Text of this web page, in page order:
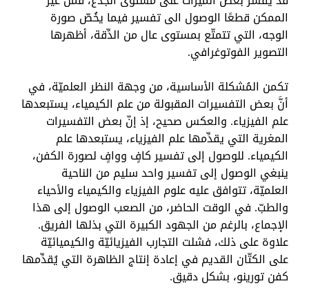
الممكن قطعًا الوصول الى تفسير فيما يخُصّ صورة
الوجه، التي تتمتّع بمستوى عال من الدِّقة، أظهرها
التصوير الفوتوغرافي.
تكمن المُشكلة الأساسية، من وجهة النظر العلميّة، في
أنَّ بعض التفسيرات المقبولة من علم الكيمياء، يستبعدها
علم الفيزياء. والعكس صحيح، إذ إنّ بعض التفسيرات
المغرية التي يقدِّمها علم الفيزياء، يستبعدها علم
الكيمياء. للوصول إلى تفسير كافٍ ووافٍ لصورة الكفن،
ينبغي الوصول إلى تفسير واحد سليم من الناحية
العلميّة، تتوافق عليه علوم الفيزياء والكيمياء والأحياء
والطبّ. في الوقت الحاضر، من الصعب الوصول إلى هذا
الإجماع، بالرغم من الجهود الكبيرة التي بذلها الفريق.
علاوة على ذلك، فشلت التجارب الفيزيائيّة والكيميائيّة
على الكتّان القديم في إعادة إنتاج الظاهرة التي يُقدِّمها
كفن تورينو، بشكل دقيق.